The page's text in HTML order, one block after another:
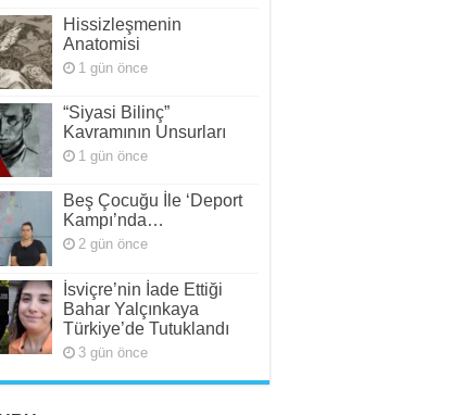
Hissizleşmenin
Anatomisi
1 gün önce
“Siyasi Bilinç”
Kavramının Unsurları
1 gün önce
Beş Çocuğu İle ‘Deport
Kampı’nda…
2 gün önce
İsviçre’nin İade Ettiği
Bahar Yalçınkaya
Türkiye’de Tutuklandı
3 gün önce